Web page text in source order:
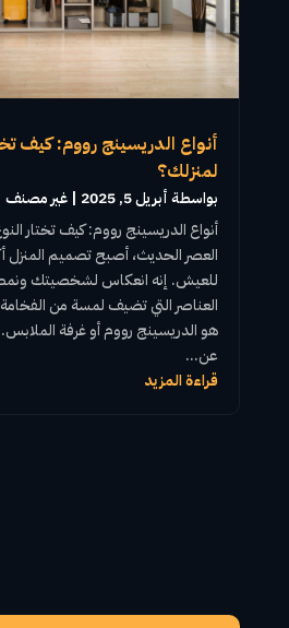
أنواع الدريسينج رووم: كيف
لمنزلك؟
بواسطة ‪أبريل 5, 2025 | غير مصنف
أنواع الدريسينج رووم: كيف تختار
العصر الحديث، أصبح تصميم المنزل
للعيش. إنه انعكاس لشخصيتك ونمط
العناصر التي تضيف لمسة من الفخامة
هو الدريسينج روومأوغرفة الملابس
عن...
قراءة المزيد